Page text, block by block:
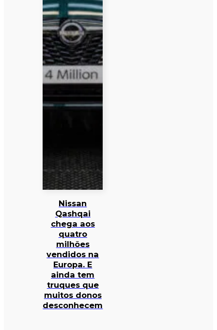
Nissan
Qashqai
chega aos
quatro
milhões
vendidos na
Europa. E
ainda tem
truques que
muitos donos
desconhecem